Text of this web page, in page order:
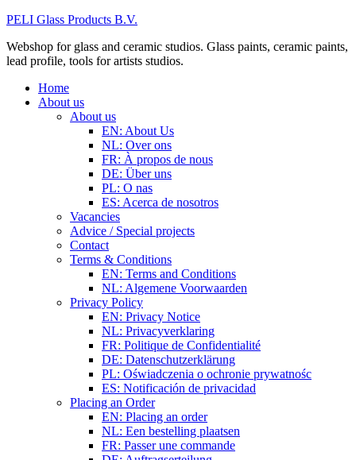
PELI Glass Products B.V.
Webshop for glass and ceramic studios. Glass paints, ceramic paints,
lead profile, tools for artists studios.
Home
About us
About us
EN: About Us
NL: Over ons
FR: À propos de nous
DE: Über uns
PL: O nas
ES: Acerca de nosotros
Vacancies
Advice / Special projects
Contact
Terms & Conditions
EN: Terms and Conditions
NL: Algemene Voorwaarden
Privacy Policy
EN: Privacy Notice
NL: Privacyverklaring
FR: Politique de Confidentialité
DE: Datenschutzerklärung
PL: Oświadczenia o ochronie prywatnośc
ES: Notificación de privacidad
Placing an Order
EN: Placing an order
NL: Een bestelling plaatsen
FR: Passer une commande